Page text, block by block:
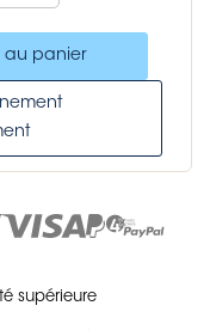
au panier
supérieure